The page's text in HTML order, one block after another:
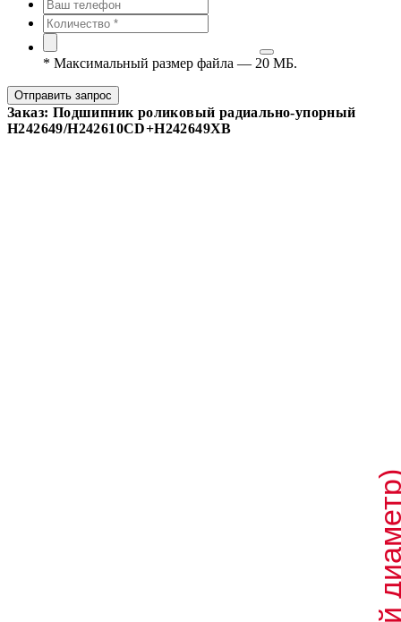
* Максимальный размер файла — 20 МБ.
Отправить запрос
Заказ: Подшипник роликовый радиально-упорный
H242649/H242610CD+H242649XB